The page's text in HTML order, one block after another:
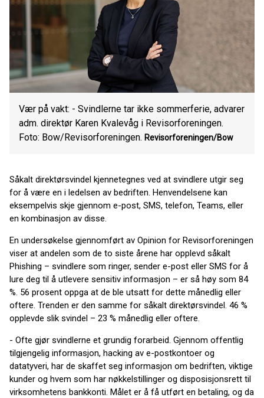
Vær på vakt: - Svindlerne tar ikke sommerferie, advarer
adm. direktør Karen Kvalevåg i Revisorforeningen.
Foto: Bow/Revisorforeningen. Revisorforeningen/Bow
Såkalt direktørsvindel kjennetegnes ved at svindlere utgir seg
for å være en i ledelsen av bedriften. Henvendelsene kan
eksempelvis skje gjennom e-post, SMS, telefon, Teams, eller
en kombinasjon av disse.
En undersøkelse gjennomført av Opinion for Revisorforeningen
viser at andelen som de to siste årene har opplevd såkalt
Phishing – svindlere som ringer, sender e-post eller SMS for å
lure deg til å utlevere sensitiv informasjon – er så høy som 84
%. 56 prosent oppga at de ble utsatt for dette månedlig eller
oftere. Trenden er den samme for såkalt direktørsvindel. 46 %
opplevde slik svindel – 23 % månedlig eller oftere.
- Ofte gjør svindlerne et grundig forarbeid. Gjennom offentlig
tilgjengelig informasjon, hacking av e-postkontoer og
datatyveri, har de skaffet seg informasjon om bedriften, viktige
kunder og hvem som har nøkkelstillinger og disposisjonsrett til
virksomhetens bankkonti. Målet er å få utført en betaling, og da